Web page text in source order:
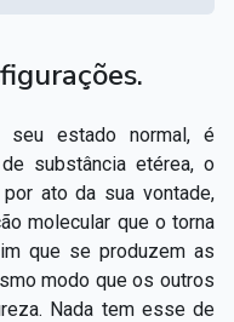
estado normal, é
substância etérea, o
ato da sua vontade,
molecular que o torna
que se produzem as
modo que os outros
Nada tem esse de